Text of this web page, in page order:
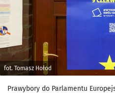
fot. Tomasz Hołod
Prawybory do Parlamentu